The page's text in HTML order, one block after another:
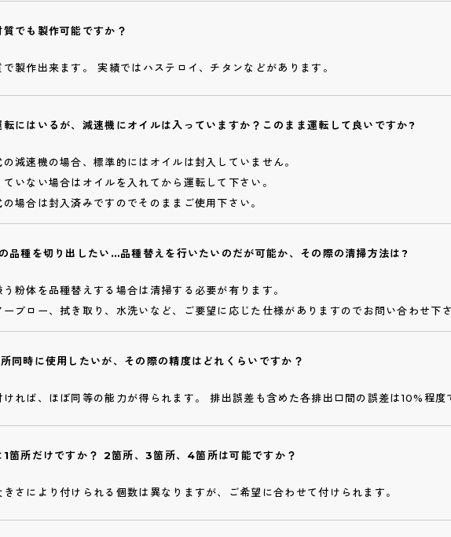
質でも製作可能ですか？
で製作出来ます。 実績ではハステロイ、チタンなどがあります。
転にはいるが、減速機にオイルは入っていますか？このまま運転して良いですか?
減速機の場合、標準的にはオイルは封入していません。
いない場合はオイルを入れてから運転して下さい。
の場合は封入済みですのでそのままご使用下さい。
品種を切り出したい…品種替えを行いたいのだが可能か、その際の清掃方法は?
う粉体を品種替えする場合は清掃する必要が有ります。
ーブロー、拭き取り、水洗いなど、ご要望に応じた仕様がありますのでお問い合わせ下さ
同時に使用したいが、その際の精度はどれくらいですか？
れば、ほぼ同等の能力が得られます。 排出誤差も含めた各排出口間の誤差は10%程度
1箇所だけですか？ 2箇所、3箇所、4箇所は可能ですか？
きさにより付けられる個数は異なりますが、ご希望に合わせて付けられます。